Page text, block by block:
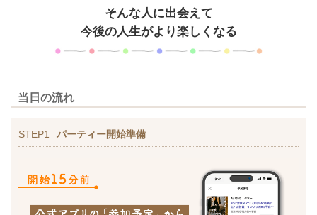
そんな人に出会えて
今後の人生がより楽しくなる
当日の流れ
STEP1 パーティー開始準備